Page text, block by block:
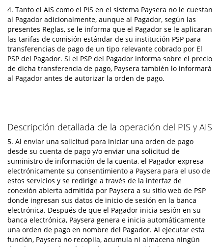
4. Tanto el AIS como el PIS en el sistema Paysera no le cuestan
al Pagador adicionalmente, aunque al Pagador, según las
presentes Reglas, se le informa que el Pagador se le aplicaran
las tarifas de comisión estándar de su institución PSP para
transferencias de pago de un tipo relevante cobrado por El
PSP del Pagador. Si el PSP del Pagador informa sobre el precio
de dicha transferencia de pago, Paysera también lo informará
al Pagador antes de autorizar la orden de pago.
Descripción detallada de la operación del PIS y AIS
5. Al enviar una solicitud para iniciar una orden de pago
desde su cuenta de pago y/o enviar una solicitud de
suministro de información de la cuenta, el Pagador expresa
electrónicamente su consentimiento a Paysera para el uso de
estos servicios y se redirige a través de la interfaz de
conexión abierta admitida por Paysera a su sitio web de PSP
donde ingresan sus datos de inicio de sesión en la banca
electrónica. Después de que el Pagador inicia sesión en su
banca electrónica, Paysera genera e inicia automáticamente
una orden de pago en nombre del Pagador. Al ejecutar esta
función, Paysera no recopila, acumula ni almacena ningún